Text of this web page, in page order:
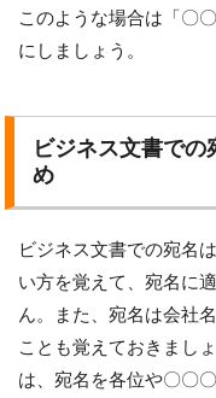
このような場合は「〇
にしましょう。
ビジネス文書での
め
ビジネス文書での宛名
い方を覚えて、宛名に
ん。また、宛名は会社
ことも覚えておきまし
は、宛名を各位や〇〇